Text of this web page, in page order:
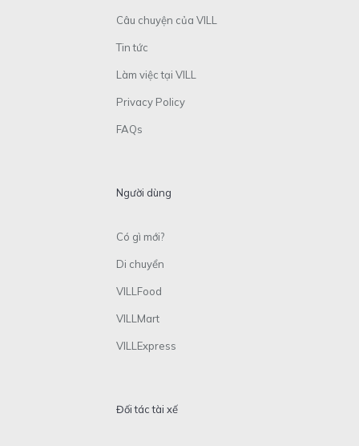
Câu chuyện của VILL
Tin tức
Làm việc tại VILL
Privacy Policy
FAQs
Người dùng
Có gì mới?
Di chuyển
VILLFood
VILLMart
VILLExpress
Đối tác tài xế